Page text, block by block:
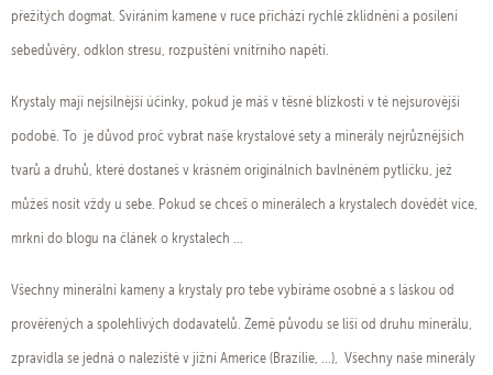
přežitých dogmat. Svíráním kamene v ruce příchází rychlé zklidnění a posílení
sebedůvěry, odklon stresu, rozpuštění vnitřního napětí.
Krystaly mají nejsilnější účinky, pokud je máš v těsné blízkosti v té nejsurovější
podobě. To je důvod proč vybrat naše krystalové sety a minerály nejrůznějších
tvarů a druhů, které dostaneš v krásném originálních bavlněném pytlíčku, jež
můžeš nosit vždy u sebe. Pokud se chceš o minerálech a krystalech dovědět více,
mrkni do blogu na článek o krystalech ...
Všechny minerální kameny a krystaly pro tebe vybíráme osobně a s láskou od
prověřených a spolehlivých dodavatelů. Země původu se liší od druhu minerálu,
zpravidla se jedná o naleziště v jižní Americe (Brazílie, ...), Všechny naše minerály